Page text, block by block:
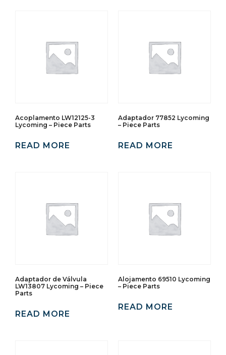
Acoplamento LW12125-3
Lycoming – Piece Parts
READ MORE
Adaptador 77852 Lycoming
– Piece Parts
READ MORE
Adaptador de Válvula
LW13807 Lycoming – Piece
Parts
READ MORE
Alojamento 69510 Lycoming
– Piece Parts
READ MORE